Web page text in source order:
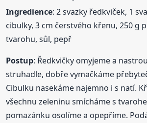
Ingredience: 2 svazky ředkviček, 1
cibulky, 3 cm čerstvého křenu, 250 g
tvarohu, sůl, pepř
Postup: Ředkvičky omyjeme a
struhadle, dobře vymačkáme
Cibulku nasekáme najemno i s natí.
všechnu zeleninu smícháme s
pomazánku osolíme a opepříme.